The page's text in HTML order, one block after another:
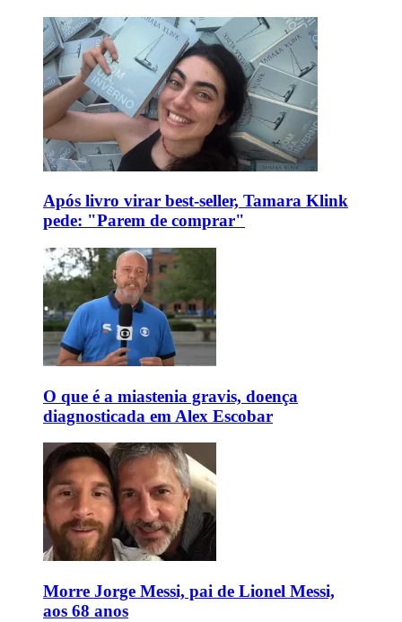
Após livro virar best-seller, Tamara Klink
pede: "Parem de comprar"
O que é a miastenia gravis, doença
diagnosticada em Alex Escobar
Morre Jorge Messi, pai de Lionel Messi,
aos 68 anos